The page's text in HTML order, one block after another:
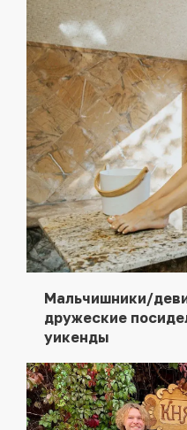
Мальчишники/
дружеские
уикенды